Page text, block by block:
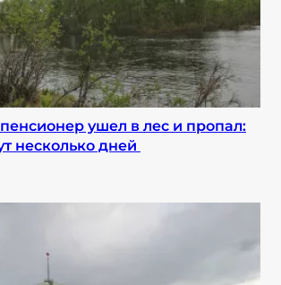
ушел в лес и пропал:
несколько дней